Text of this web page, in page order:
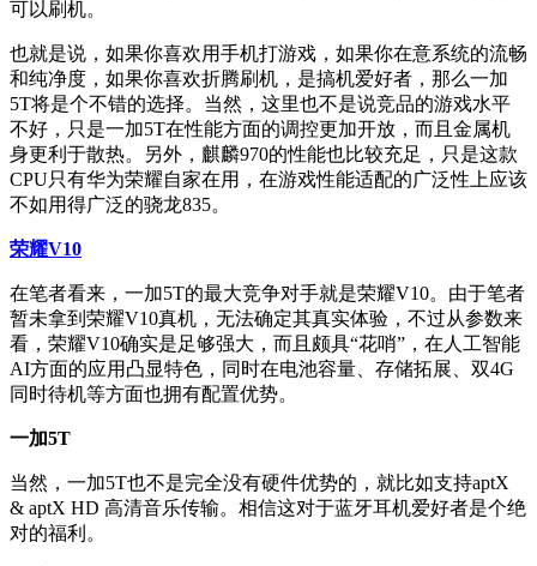
可以刷机。
也就是说，如果你喜欢用手机打游戏，如果你在意系统的流畅
和纯净度，如果你喜欢折腾刷机，是搞机爱好者，那么一加
5T将是个不错的选择。当然，这里也不是说竞品的游戏水平
不好，只是一加5T在性能方面的调控更加开放，而且金属机
身更利于散热。另外，麒麟970的性能也比较充足，只是这款
CPU只有华为荣耀自家在用，在游戏性能适配的广泛性上应该
不如用得广泛的骁龙835。
荣耀V10
在笔者看来，一加5T的最大竞争对手就是荣耀V10。由于笔者
暂未拿到荣耀V10真机，无法确定其真实体验，不过从参数来
看，荣耀V10确实是足够强大，而且颇具“花哨”，在人工智能
AI方面的应用凸显特色，同时在电池容量、存储拓展、双4G
同时待机等方面也拥有配置优势。
一加5T
当然，一加5T也不是完全没有硬件优势的，就比如支持aptX
& aptX HD 高清音乐传输。相信这对于蓝牙耳机爱好者是个绝
对的福利。